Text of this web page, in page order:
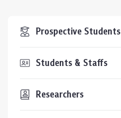
Prospective Students
Students & Staffs
Researchers